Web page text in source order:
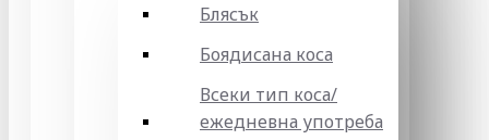
Блясък
Боядисана коса
Всеки тип коса/
ежедневна употреба